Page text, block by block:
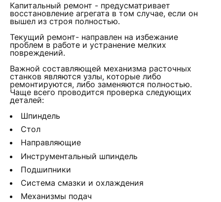
Капитальный ремонт - предусматривает
восстановление агрегата в том случае, если он
вышел из строя полностью.
Текущий ремонт- направлен на избежание
проблем в работе и устранение мелких
повреждений.
Важной составляющей механизма расточных
станков являются узлы, которые либо
ремонтируются, либо заменяются полностью.
Чаще всего проводится проверка следующих
деталей:
Шпиндель
Стол
Направляющие
Инструментальный шпиндель
Подшипники
Система смазки и охлаждения
Механизмы подач